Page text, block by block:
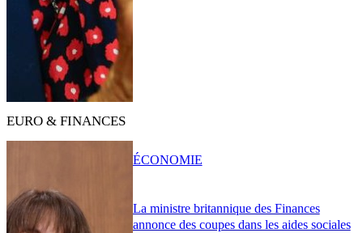
EURO & FINANCES
La ministre britannique des Finances
annonce des coupes dans les aides sociales
ÉCONOMIE